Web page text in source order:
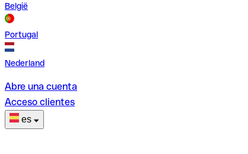
België
Portugal
Nederland
Abre una cuenta
Acceso clientes
es